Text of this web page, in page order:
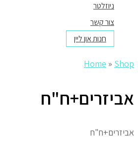
ניוזלטר
צור קשר
חנות און ליין
Home » Shop
אביזרים+ח"ח
אביזרים+ח"ח